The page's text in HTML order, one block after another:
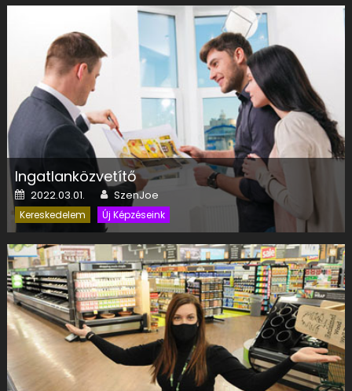
Ingatlanközvetítő
Posted on
2022.03.01. Author
SzenJoe
Kereskedelem Új Képzéseink